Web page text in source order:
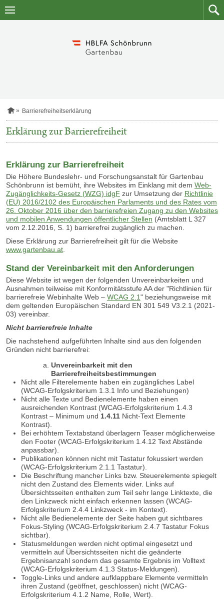
Zum
Zum
S
a
r
t
i
t
e
Barrierefreiheitserklärung
Erklärung zur Barrierefreiheit
Erklärung zur Barrierefreiheit
Die Höhere Bundeslehr- und Forschungsanstalt für Gartenbau
Schönbrunn ist bemüht, ihre Websites im Einklang mit dem Web-
Zugänglichkeits-Gesetz (WZG) idgF zur Umsetzung der Richtlinie
(EU) 2016/2102 des Europäischen Parlaments und des Rates vom
26. Oktober 2016 über den barrierefreien Zugang zu den Websites
und mobilen Anwendungen öffentlicher Stellen (Amtsblatt L 327
vom 2.12.2016, S. 1) barrierefrei zugänglich zu machen.
Diese Erklärung zur Barrierefreiheit gilt für die Website
www.gartenbau.at.
Stand der Vereinbarkeit mit den Anforderungen
Diese Website ist wegen der folgenden Unvereinbarkeiten und
Ausnahmen teilweise mit Konformitätsstufe AA der "Richtlinien für
barrierefreie Webinhalte Web – WCAG 2.1" beziehungsweise mit
dem geltenden Europäischen Standard EN 301 549 V3.2.1 (2021-
03) vereinbar.
Nicht barrierefreie Inhalte
Die nachstehend aufgeführten Inhalte sind aus den folgenden
Gründen nicht barrierefrei:
Unvereinbarkeit mit den
Barrierefreiheitsbestimmungen
Nicht alle Filterelemente haben ein zugängliches Label
(WCAG-Erfolgskriterium 1.3.1 Info und Beziehungen)
Nicht alle Texte und Bedienelemente haben einen
ausreichenden Kontrast (WCAG-Erfolgskriterium 1.4.3
Kontrast – Minimum und 1.4.11Nicht-Text Elemente
Kontrast).
Bei erhöhtem Textabstand überlagern Teaser möglicherweise
den Footer (WCAG-Erfolgskriterium 1.4.12 Text Abstände
anpassbar).
Publikationen können nicht mit Tastatur fokussiert werden
(WCAG-Erfolgskriterium 2.1.1 Tastatur).
Die Beschriftung mancher Links bzw. Steuerelemente spiegelt
nicht den Zustand des Elements wider. Links auf
Übersichtsseiten enthalten zum Teil sehr lange Linktexte, die
den Linkzweck nicht einfach erkennen lassen (WCAG-
Erfolgskriterium 2.4.4 Linkzweck - im Kontext).
Nicht alle Bedienelemente der Seite haben gut sichtbares
Fokus-Styling (WCAG-Erfolgskriterium 2.4.7 Tastatur Fokus
sichtbar).
Statusmeldungen werden nicht optimal eingesetzt und
vermitteln auf Übersichtsseiten nicht die geänderte
Ergebnisanzahl sondern das gesamte Ergebnis im Volltext
(WCAG-Erfolgskriterium 4.1.3 Status-Meldungen).
Toggle-Links und andere aufklappbare Elemente vermitteln
ihren Zustand (geöffnet, geschlossen) nicht (WCAG-
Erfolgskriterium 4.1.2 Name, Rolle, Wert).